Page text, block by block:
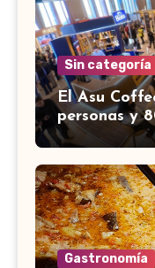
Sin categoría
El Asu
personas y
Gastronomía